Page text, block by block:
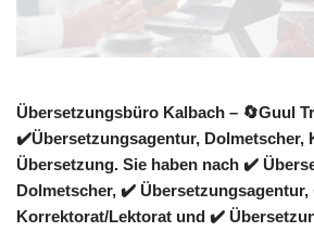
Übersetzungsbüro Kalbach – 🔄Guul
✔️Übersetzungsagentur, Dolmetscher,
Übersetzung. Sie haben nach ✔️
Dolmetscher, ✔️
Korrektorat/Lektorat und ✔️